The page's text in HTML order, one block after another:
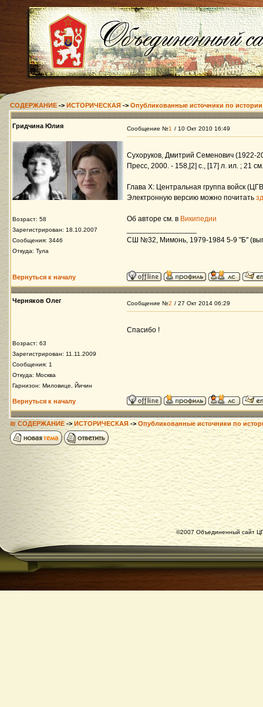
СОДЕРЖАНИЕ ->ИСТОРИЧЕСКАЯ->Опубликованные источники по
Гридчина Юлия
Возраст: 58
Зарегистрирован: 18.10.2007
Сообщения: 3446
Откуда: Тула
Сообщение №1 / 10 Окт 2010 16:49
Сухоруков, Дмитрий Семенович (1922-
Пресс, 2000. - 158,[2] с., [17] л. ил. ; 21 см.
Глава X: Центральная группа войск
Электронную версию можно почитать
Об авторе см. в Википедии
СШ №32, Мимонь, 1979-1984 5-9 "Б"
Вернуться к началу
Черняков Олег
Возраст: 63
Зарегистрирован: 11.11.2009
Сообщения: 1
Откуда: Москва
Гарнизон: Миловице, Йичин
Сообщение №2 / 27 Окт 2014 06:29
Спасибо !
Вернуться к началу
₪ СОДЕРЖАНИЕ->ИСТОРИЧЕСКАЯ-> Опубликованные источники по
©2007 Объединенный сайт